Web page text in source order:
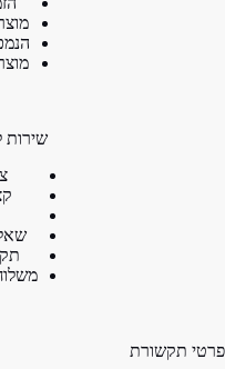
שירות
פרטי תקשורת